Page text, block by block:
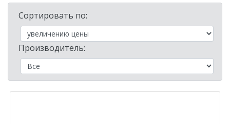
Сортировать по:
Производитель: